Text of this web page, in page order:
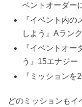
ベントオーダー
『イベント内
しよう』Aラン
『イベントオ
う』15エナジー
『ミッション
どのミッションもイ